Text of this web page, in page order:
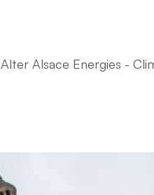
Alter Alsace Energies -